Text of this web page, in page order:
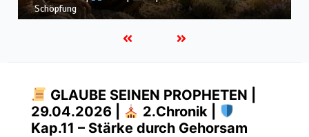
dem Sturm
GLAUBE SEINEN PROPHETEN |
29.04.2026 |
2.Chronik |
Kap.11 – Stärke durch Gehorsam